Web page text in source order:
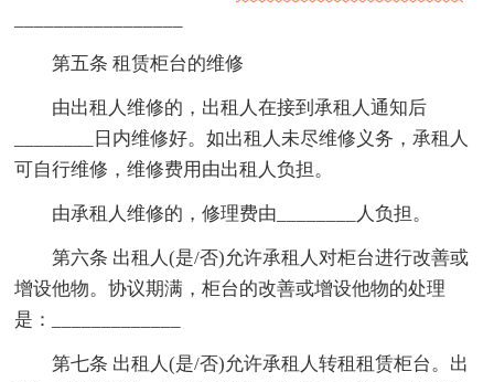
第五条 租赁柜台的维修
由出租人维修的，出租人在接到承租人通知后
________日内维修好。如出租人未尽维修义务，承租人
可自行维修，维修费用由出租人负担。
由承租人维修的，修理费由________人负担。
第六条 出租人(是/否)允许承租人对柜台进行改善或
增设他物。协议期满，柜台的改善或增设他物的处理
是：_____________
第七条 出租人(是/否)允许承租人转租租赁柜台。出